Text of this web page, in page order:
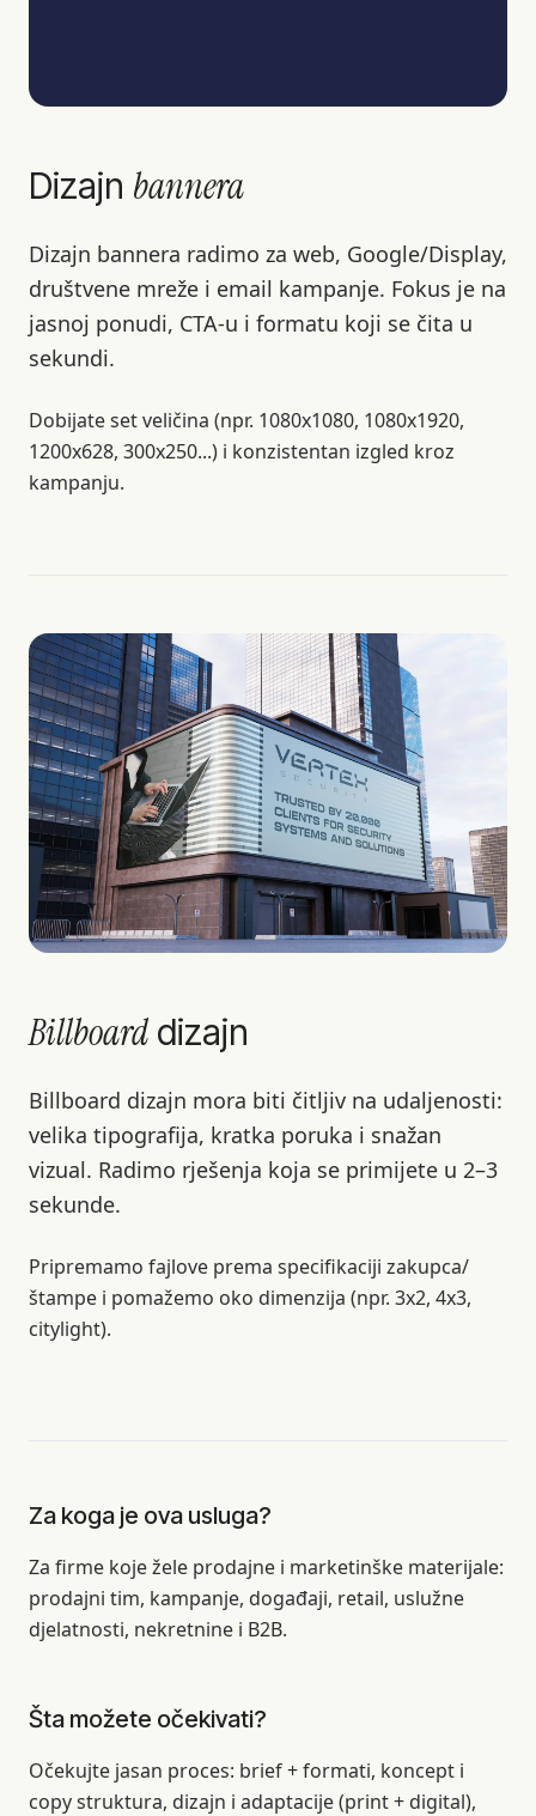
Dizajn bannera
Dizajn bannera radimo za web, Google/Display,
društvene mreže i email kampanje. Fokus je na
jasnoj ponudi, CTA-u i formatu koji se čita u
sekundi.
Dobijate set veličina (npr. 1080x1080, 1080x1920,
1200x628, 300x250...) i konzistentan izgled kroz
kampanju.
Billboard dizajn
Billboard dizajn mora biti čitljiv na udaljenosti:
velika tipografija, kratka poruka i snažan
vizual. Radimo rješenja koja se primijete u 2–3
sekunde.
Pripremamo fajlove prema specifikaciji zakupca/
štampe i pomažemo oko dimenzija (npr. 3x2, 4x3,
citylight).
Za koga je ova usluga?
Za firme koje žele prodajne i marketinške materijale:
prodajni tim, kampanje, događaji, retail, uslužne
djelatnosti, nekretnine i B2B.
Šta možete očekivati?
Očekujte jasan proces: brief + formati, koncept i
copy struktura, dizajn i adaptacije (print + digital),